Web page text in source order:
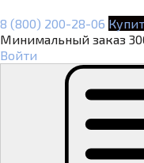
8 (800) 200-28-06
Минимальный заказ
Войти